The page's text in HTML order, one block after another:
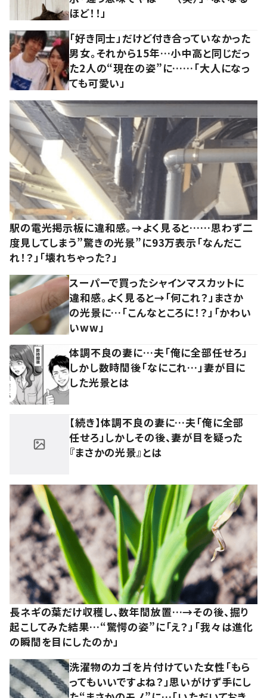
ほど！！」
「好き同士」だけど付き合っていなかった
男女。それから15年…小中高と同じだっ
た2人の“現在の姿”に……「大人になっ
ても可愛い」
駅の電光掲示板に違和感。→よく見ると……思わず二
度見してしまう”驚きの光景”に93万表示「なんだこ
れ！？」「壊れちゃった？」
スーパーで買ったシャインマスカットに
違和感。よく見ると→「何これ？」まさか
の光景に…「こんなところに！？」「かわい
いww」
体調不良の妻に…夫「俺に全部任せろ」
しかし数時間後「なにこれ…」妻が目に
した光景とは
【続き】体調不良の妻に…夫「俺に全部
任せろ」しかしその後、妻が目を疑った
『まさかの光景』とは
長ネギの葉だけ収穫し、数年間放置…→その後、掘り
起こしてみた結果…“驚愕の姿”に「え？」「我々は進化
の瞬間を目にしたのか」
洗濯物のカゴを片付けていた女性「もら
ってもいいですよね？」思いがけず手にし